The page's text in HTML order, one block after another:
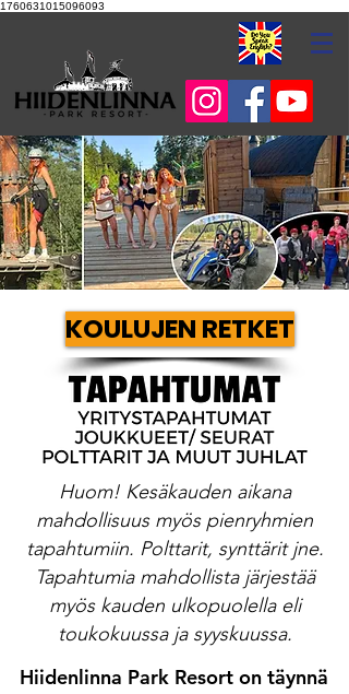
1760631015096093
KOULUJEN RETKET
Huom! Kesäkauden aikana
mahdollisuus myös pienryhmien
tapahtumiin. Polttarit, synttärit jne.
Tapahtumia mahdollista järjestää
myös kauden ulkopuolella eli
toukokuussa ja syyskuussa.
Hiidenlinna Park Resort on täynnä